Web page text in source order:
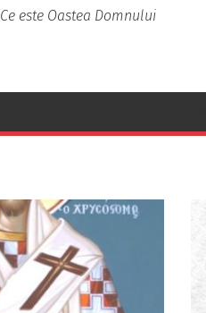
Ce este Oastea Domnului